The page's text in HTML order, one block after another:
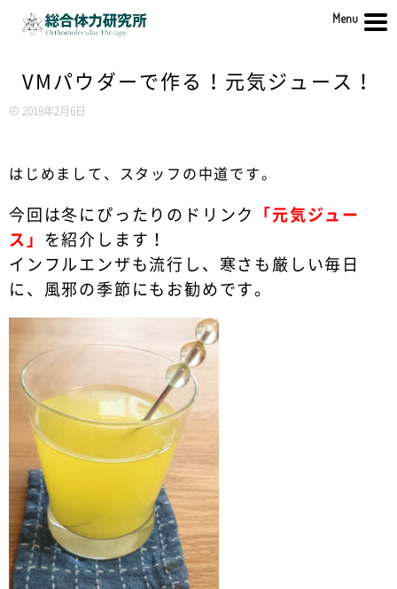
VMパウダーで作る！元気ジュース！
2019年2月6日
はじめまして、スタッフの中道です。
今回は冬にぴったりのドリンク
「元気ジュー
ス」
を紹介します！
インフルエンザも流行し、寒さも厳しい毎日
に、風邪の季節にもお勧めです。
Menu